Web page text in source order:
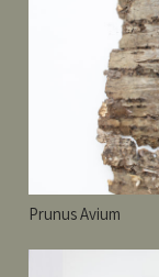
Prunus Avium